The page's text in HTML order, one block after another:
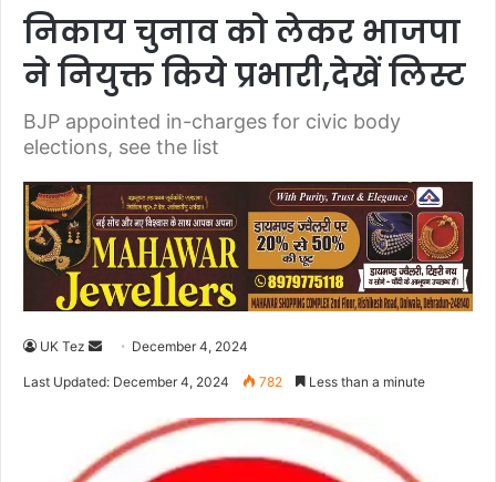
निकाय चुनाव को लेकर भाजपा
ने नियुक्त किये प्रभारी,देखें लिस्ट
BJP appointed in-charges for civic body
elections, see the list
UK Tez
e
a
December 4, 2024
Last Updated: December 4, 2024 782 Less than a minute